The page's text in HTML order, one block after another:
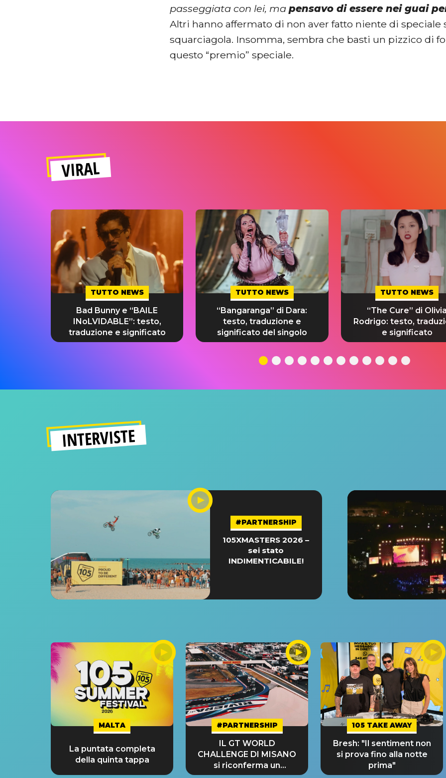
passeggiata con lei, mapensavo di essere nei guai
Altri hanno affermato di non aver fatto niente di speciale
squarciagola. Insomma, sembra che basti un pizzico di
questo “premio” speciale.
VIRAL
TUTTO NEWS
Bad Bunny e “BAILE
INoLVIDABLE”: testo,
traduzione e significato
TUTTO NEWS
“Bangaranga” di Dara:
testo, traduzione e
significato del singolo
TUTTO NEWS
“The Cure” di Olivia
Rodrigo: testo,
e significato
INTERVISTE
#PARTNERSHIP
105XMASTERS 2026 –
sei stato
INDIMENTICABILE!
MALTA
La puntata completa
della quinta tappa
#PARTNERSHIP
IL GT WORLD
CHALLENGE DI MISANO
si riconferma un
105 TAKE AWAY
Bresh: "Il sentiment non
si prova fino alla notte
prima"